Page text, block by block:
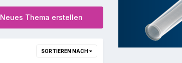
Neues Thema erstellen
SORTIEREN NACH